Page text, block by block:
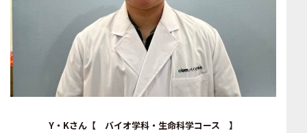
Y・Kさん【 バイオ学科・生命科学コース 】